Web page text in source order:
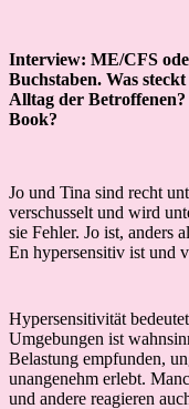
Interview: ME/CFS
Buchstaben. Was
Alltag der
Book?
Jo und Tina sind recht
verschusselt und wird
sie Fehler. Jo ist, anders
En hypersensitiv ist und
Hypersensitivität
Umgebungen ist
Belastung empfunden,
unangenehm erlebt.
und andere reagieren